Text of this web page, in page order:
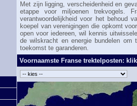
Met zijn ligging, verscheidenheid en
etappe voor miljoenen trekvogels.
verantwoordelijkheid voor het behoud
koepel van verenigingen die opkomt
open voor iedereen, wil kennis
de wilskracht en energie bundelen om
toekomst te garanderen.
Voornaamste Franse trektelposten: